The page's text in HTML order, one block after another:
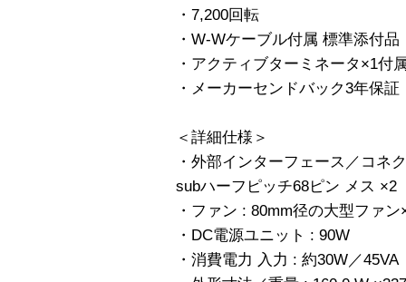
・7,200回転
・W-Wケーブル付属 標準添付品
・アクティブターミネータ×1付
・メーカーセンドバック3年保証
＜詳細仕様＞
・外部インターフェース／コネ
subハーフピッチ68ピン メス ×2
・ファン : 80mm径の大型ファン
・DC電源ユニット : 90W
・消費電力 入力 : 約30W／45VA